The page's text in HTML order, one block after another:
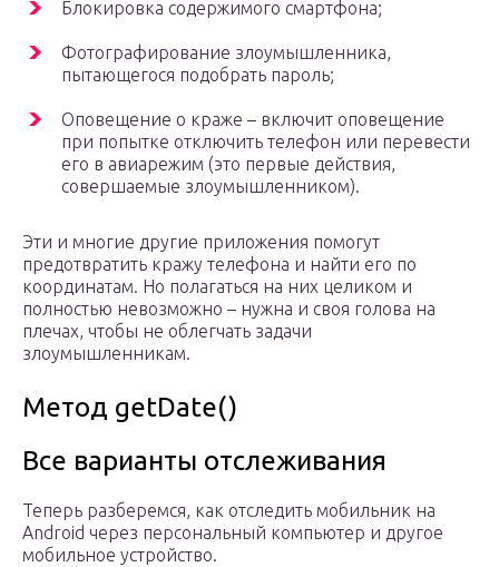
Блокировка содержимого смартфона;
Фотографирование злоумышленника,
пытающегося подобрать пароль;
Оповещение о краже – включит оповещение
при попытке отключить телефон или перевести
его в авиарежим (это первые действия,
совершаемые злоумышленником).
Эти и многие другие приложения помогут
предотвратить кражу телефона и найти его по
координатам. Но полагаться на них целиком и
полностью невозможно – нужна и своя голова на
плечах, чтобы не облегчать задачи
злоумышленникам.
Метод getDate()
Все варианты отслеживания
Теперь разберемся, как отследить мобильник на
Android через персональный компьютер и другое
мобильное устройство.